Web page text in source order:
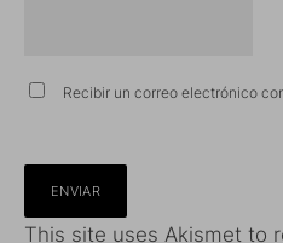
Recibir un correo electrónico
This site uses Akismet to